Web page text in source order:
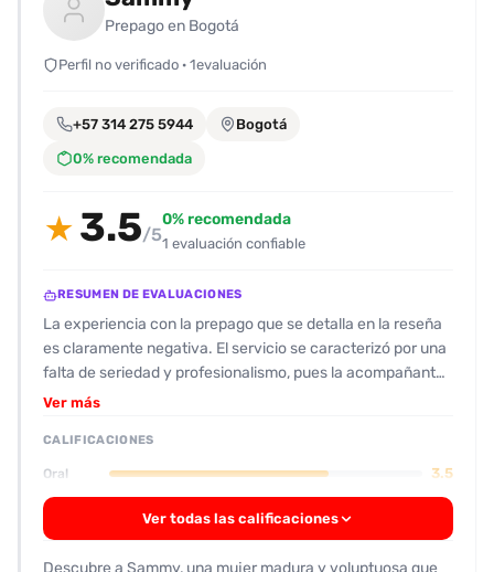
favoritas
para
fácilmente.
Prepago en Bogotá
Perfil no verificado · 1evaluación
+57 314 275 5944 Bogotá
0% recomendada
★ 3.5/5
0% recomendada
1 evaluación confiable
RESUMEN DE EVALUACIONES
La experiencia con la prepago que se detalla en la reseña
es claramente negativa. El servicio se caracterizó por una
falta de seriedad y profesionalismo, pues la acompañante
pidió al cliente enviar fotos antes de la cita, algo que él
encuentro fue interrumpido: al llegar al lugar, la prepago
alegó no haber visto al cliente y se disculpó con la excusa
de haber salido a almorzar, enviándole a otro contacto
para que le atendiera en su lugar. El cliente terminó
abandonando la cita frustrado, calificando el servicio con
un 0/10 y declarando que no lo recomendaría. No se
Ver más
CALIFICACIONES
Oral 3.5
Ver todas las calificaciones
Descubre a Sammy, una mujer madura y voluptuosa que